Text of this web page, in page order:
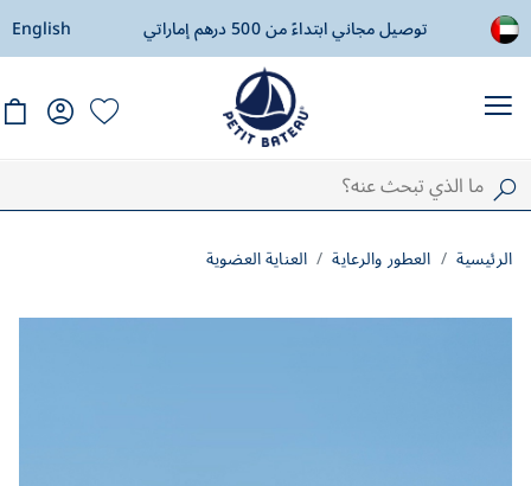
توصيل مجاني ابتداءً من 500 درهم إماراتي English
الرئيسية العطور والرعاية العناية العضوية